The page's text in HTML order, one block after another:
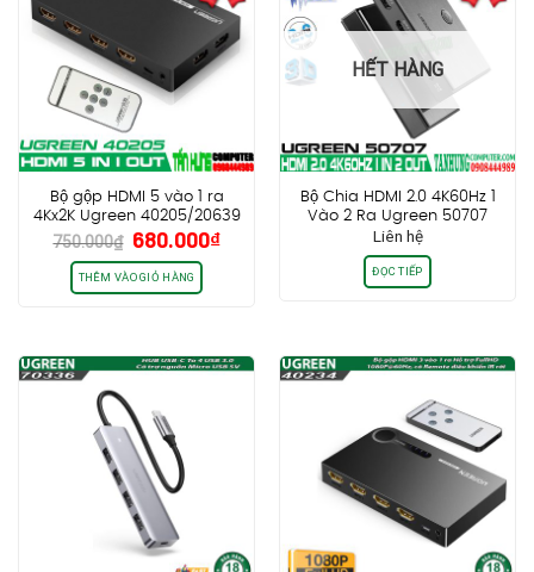
Bộ gộp HDMI 5 vào 1 ra
4Kx2K Ugreen 40205/20639
750.000₫ Giá
gốc
là:
750.000₫.
680.000₫Giá
THÊM VÀO GIỎ HÀNG
HẾT HÀNG
Bộ Chia HDMI 2.0 4K60Hz 1
Vào 2 Ra Ugreen 50707
Liên hệ
ĐỌC TIẾP